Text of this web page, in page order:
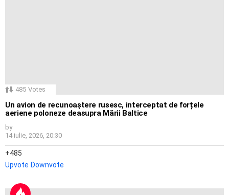
485 Votes
Un avion de recunoaștere rusesc, interceptat de forțele
aeriene poloneze deasupra Mării Baltice
by
14 iulie, 2026, 20:30
485
Upvote Downvote